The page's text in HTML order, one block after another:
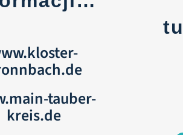
tauber-
kreis.de